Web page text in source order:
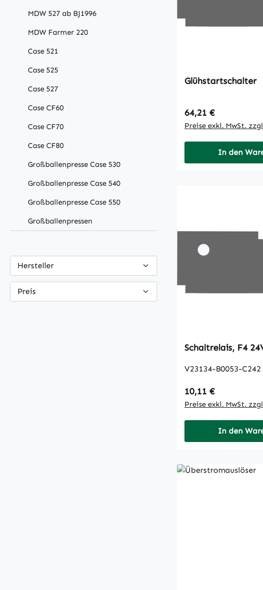
MDW 527 ab BJ1996
MDW Farmer 220
Case 521
Case 525
Case 527
Case CF60
Case CF70
Case CF80
Großballenpresse Case 530
Großballenpresse Case 540
Großballenpresse Case 550
Großballenpressen
Hersteller
Preis
Glühstartschalter
Regulärer Preis:
64,21 €
Preise exkl. MwSt.
In den
V23134-B0053-C242
Regulärer Preis:
10,11 €
Preise exkl. MwSt.
In den